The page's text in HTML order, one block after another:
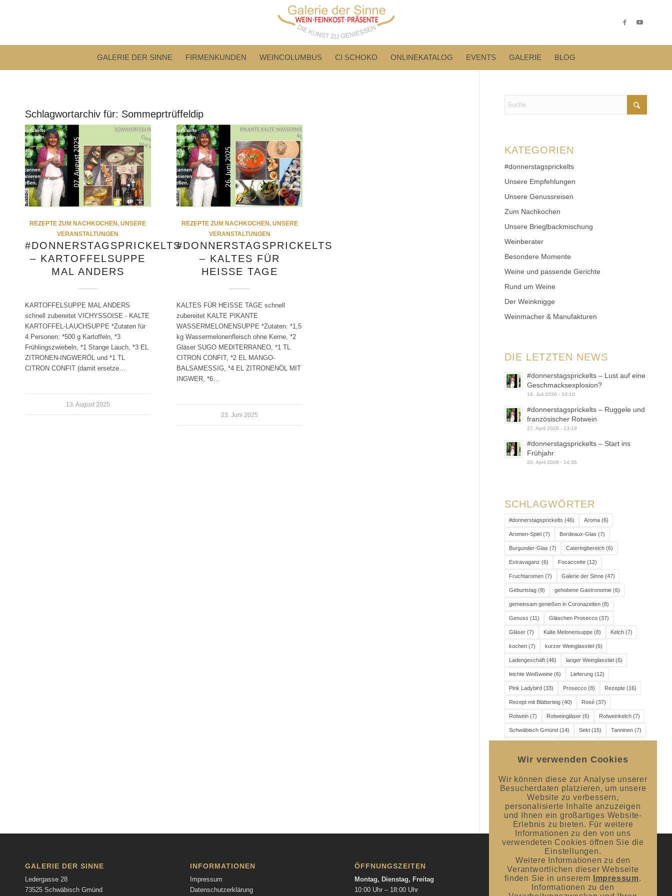
GALERIE DER SINNE FIRMENKUNDEN WEINCOLUMBUS CI SCHOKO ONLINEKATALOG EVENTS GALERIE BLOG
Schlagwortarchiv für: Sommeprtrüffeldip
REZEPTE ZUM NACHKOCHEN,UNSERE
VERANSTALTUNGEN
#DONNERSTAGSPRICKELTS
– KARTOFFELSUPPE
MAL ANDERS
KARTOFFELSUPPE MAL ANDERS
schnell zubereitet VICHYSSOISE - KALTE
KARTOFFEL-LAUCHSUPPE *Zutaten für
4 Personen: *500 g Kartoffeln, *3
Frühlingszwiebeln, *1 Stange Lauch, *3 EL
ZITRONEN-INGWERÖL und *1 TL
CITRON CONFIT (damit ersetze…
13. August 2025
REZEPTE ZUM NACHKOCHEN, UNSERE
VERANSTALTUNGEN
#DONNERSTAGSPRICKELTS
– KALTES FÜR
HEISSE TAGE
KALTES FÜR HEISSE TAGE schnell
zubereitet KALTE PIKANTE
WASSERMELONENSUPPE *Zutaten: *1,5
kg Wassermelonenfleisch ohne Kerne, *2
Gläser SUGO MEDITERRANEO, *1 TL
CITRON CONFIT, *2 EL MANGO-
BALSAMESSIG, *4 EL ZITRONENÖL MIT
INGWER, *6…
23. Juni 2025
KATEGORIEN
#donnerstagsprickelts
Unsere Empfehlungen
Unsere Genussreisen
Zum Nachkochen
Unsere Brieglbackmischung
Weinberater
Besondere Momente
Weine und passende Gerichte
Rund um Weine
Der Weinknigge
Weinmacher & Manufakturen
DIE LETZTEN NEWS
#donnerstagsprickelts – Lust auf eine
Geschmacksexplosion?
16. Juli 2026 - 10:10
#donnerstagsprickelts – Ruggele und
französischer Rotwein
27. April 2026 - 13:19
#donnerstagsprickelts – Start ins
Frühjahr
20. April 2026 - 14:36
SCHLAGWÖRTER
#donnerstagsprickelts (46) Aroma (6)
Aromen-Spiel (7) Bordeaux-Glas (7)
Burgunder-Glas (7) Cateringbereich (6)
Extravaganz (6) Focaccette (12)
Fruchtaromen (7) Galerie der Sinne (47)
Geburtstag (9) gehobene Gastronomie (6)
gemeinsam genießen in Coronazeiten (8)
Genuss (11) Gläschen Prosecco (37)
Gläser (7) Kalte Melonensuppe (8) Kelch (7)
kochen (7) kurzer Weinglasstiel (6)
Ladengeschäft (46) langer Weinglasstiel (6)
leichte Weißweine (6) Lieferung (12)
Pink Ladybird (33) Prosecco (8) Rezepte (16)
Rezept mit Blätterteig (40) Rosé (37)
Rotwein (7) Rotweingläser (6) Rotweinkelch (7)
Schwäbisch Gmünd (14) Sekt (15) Tanninen (7)
Wein(16) Weincharaktere(6) Weingenuss
Weißweinkelch(7)
GALERIE DER SINNE
Ledergasse 28
73525 Schwäbisch Gmünd
INFORMATIONEN
Impressum
Datenschutzerklärung
ÖFFNUNGSZEITEN
Montag, Dienstag, Freitag
10:00 Uhr – 18:00 Uhr
UNSER BLOG
#donnerstagsprickelts – Lust auf eine
Geschmacksexplosion?
Wir verwenden Cookies
Wir können diese zur Analyse unserer
Besucherdaten platzieren, um unsere
Website zu verbessern,
personalisierte Inhalte anzuzeigen
und Ihnen ein großartiges Website-
Erlebnis zu bieten. Für weitere
Informationen zu den von uns
verwendeten Cookies öffnen Sie die
Einstellungen.
Weitere Informationen zu den
Verantwortlichen dieser Webseite
finden Sie in unserem
Impressum.
Informationen zu den